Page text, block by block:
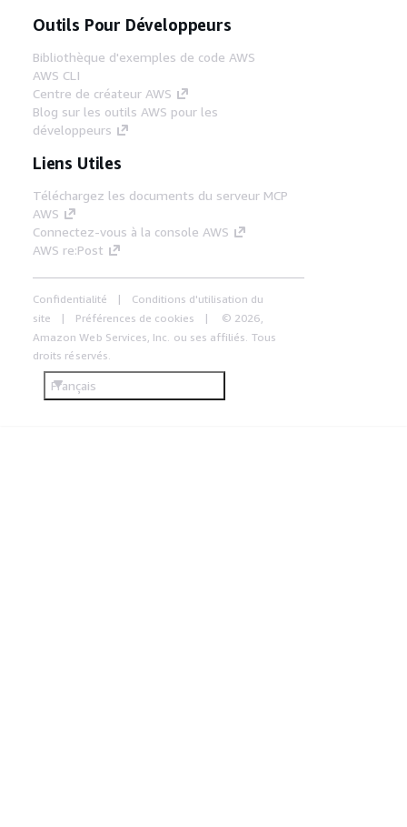
Outils Pour Développeurs
Bibliothèque d'exemples de code AWS
AWS CLI
Centre de créateur AWS
Blog sur les outils AWS pour les
développeurs
Liens Utiles
Téléchargez les documents du serveur MCP
AWS
Connectez-vous à la console AWS
AWS re:Post
Confidentialité
Conditions d'utilisation du
site
Préférences de cookies
© 2026,
Amazon Web Services, Inc. ou ses affiliés. Tous
droits réservés.
Français